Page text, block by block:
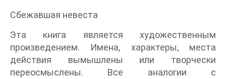
Сбежавшая невеста
Эта книга является художественным
произведением. Имена, характеры, места
действия вымышлены или творчески
переосмыслены. Все аналогии с